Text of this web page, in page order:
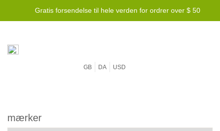
Gratis forsendelse til hele verden for ordrer over $ 50
GB DA USD
mærker